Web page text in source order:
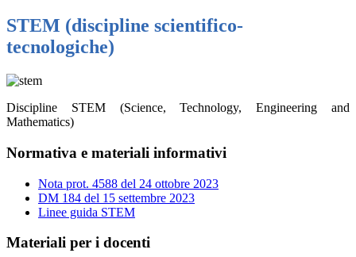
STEM (discipline scientifico-
tecnologiche)
Discipline STEM (Science, Technology, Engineering and
Mathematics)
Normativa e materiali informativi
Nota prot. 4588 del 24 ottobre 2023
DM 184 del 15 settembre 2023
Linee guida STEM
Materiali per i docenti